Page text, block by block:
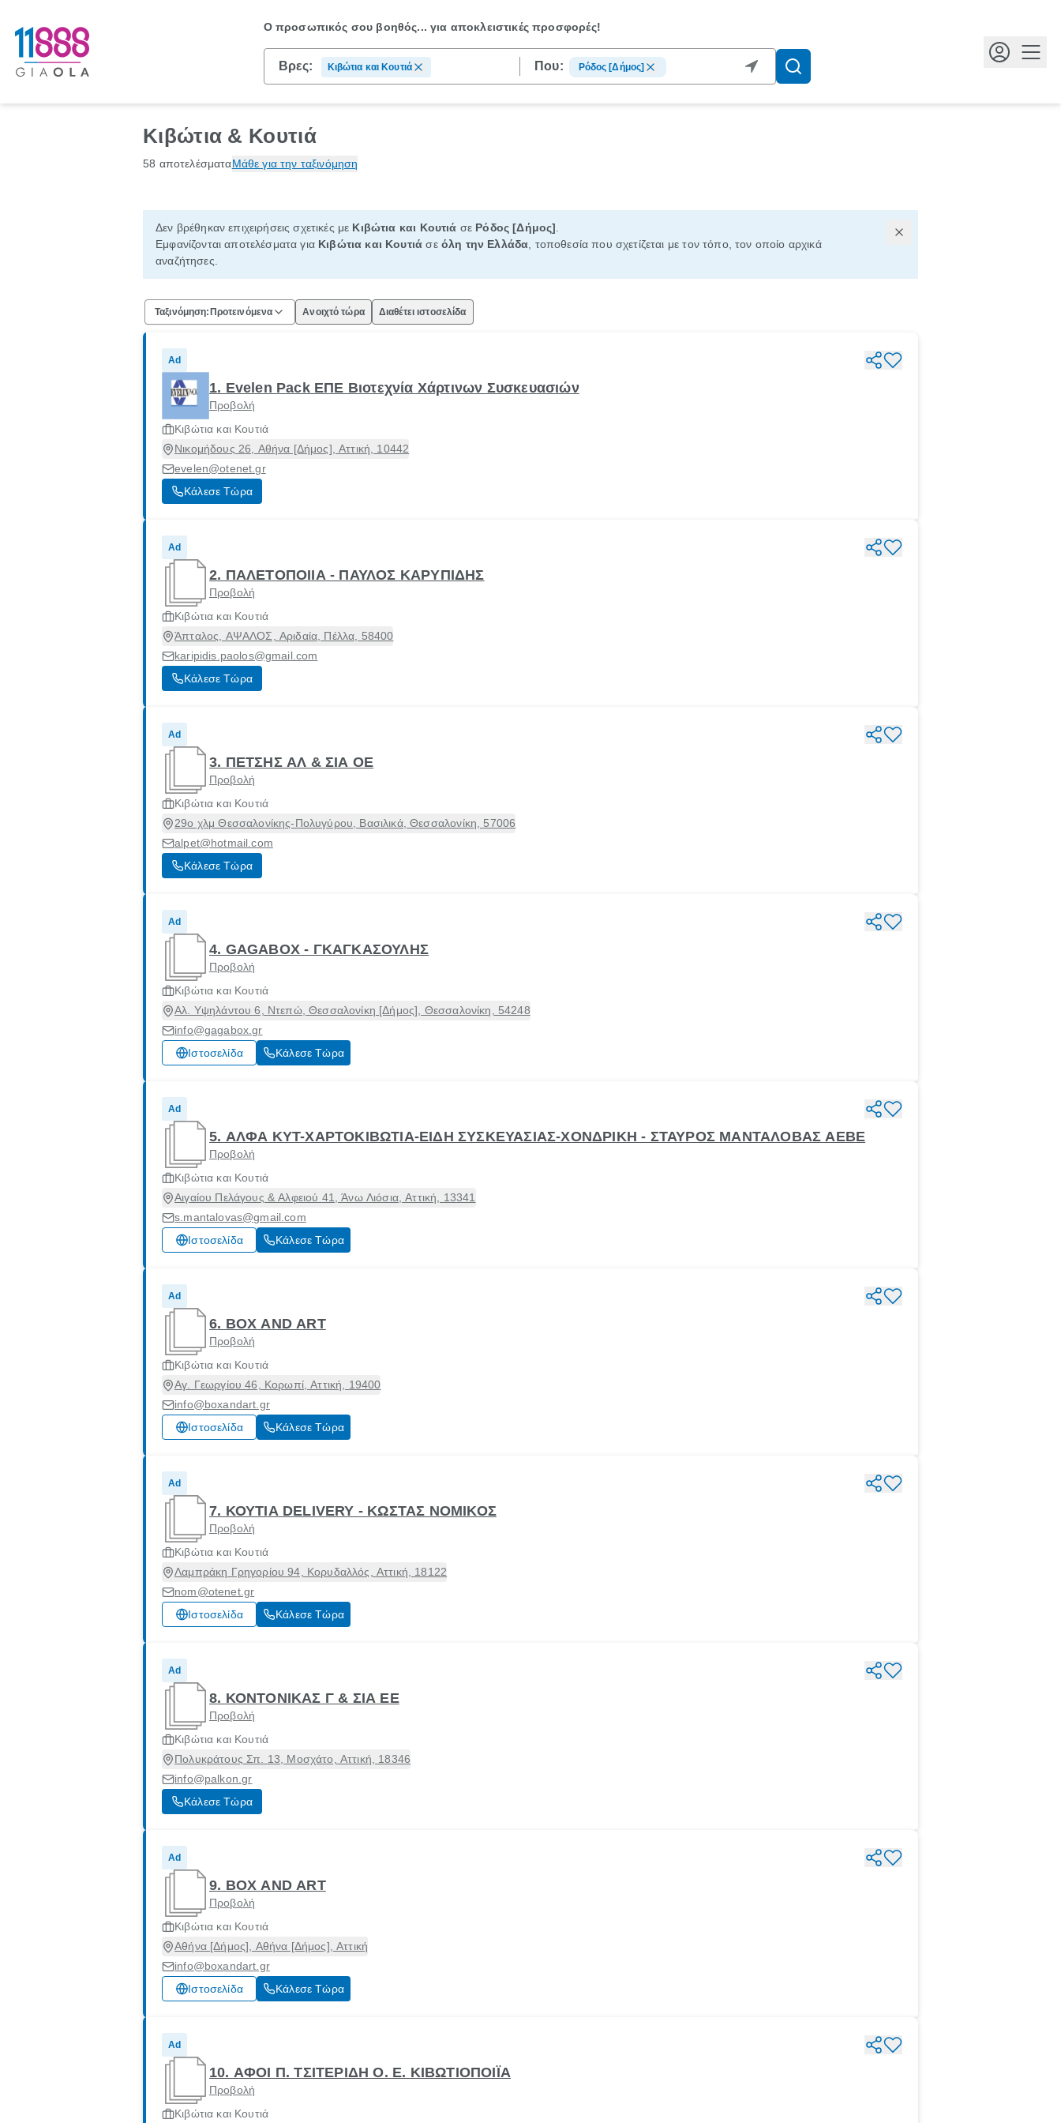
Ο προσωπικός σου βοηθός...για αποκλειστικές προσφορές!
Βρες: Κιβώτια και Κουτιά Που: Ρόδος [Δήμος]
Κιβώτια & Κουτιά
58 αποτελέσματαΜάθε για την ταξινόμηση
Δεν βρέθηκαν επιχειρήσεις σχετικές με Κιβώτια και Κουτιά σε Ρόδος [Δήμος]
Εμφανίζονται αποτελέσματα για Κιβώτια και Κουτιά σε όλη την Ελλάδα , τοποθεσία που σχετίζεται με τον τόπο, τον οποίο αρχικά
αναζήτησες.
Ταξινόμηση: Προτεινόμενα Ανοιχτό τώρα Διαθέτει ιστοσελίδα
Ad
1. Evelen Pack ΕΠΕ Βιοτεχνία Χάρτινων Συσκευασιών
Προβολή
Κιβώτια και Κουτιά
Νικομήδους 26, Αθήνα [Δήμος], Αττική, 10442
evelen@otenet.gr
Κάλεσε Τώρα
Ad
2. ΠΑΛΕΤΟΠΟΙΙΑ - ΠΑΥΛΟΣ ΚΑΡΥΠΙΔΗΣ
Προβολή
Κιβώτια και Κουτιά
Άπταλος, ΑΨΑΛΟΣ, Αριδαία, Πέλλα, 58400
karipidis.paolos@gmail.com
Κάλεσε Τώρα
Ad
3. ΠΕΤΣΗΣ ΑΛ & ΣΙΑ ΟΕ
Προβολή
Κιβώτια και Κουτιά
29ο χλμ Θεσσαλονίκης-Πολυγύρου, Βασιλικά, Θεσσαλονίκη, 57006
alpet@hotmail.com
Κάλεσε Τώρα
Ad
4. GAGABOX - ΓΚΑΓΚΑΣΟΥΛΗΣ
Προβολή
Κιβώτια και Κουτιά
Αλ. Υψηλάντου 6, Ντεπώ, Θεσσαλονίκη [Δήμος], Θεσσαλονίκη, 54248
info@gagabox.gr
Ιστοσελίδα
Κάλεσε Τώρα
Ad
5. ΑΛΦΑ ΚΥΤ-ΧΑΡΤΟΚΙΒΩΤΙΑ-ΕΙΔΗ ΣΥΣΚΕΥΑΣΙΑΣ-ΧΟΝΔΡΙΚΗ - ΣΤΑΥΡΟΣ ΜΑΝΤΑΛΟΒΑΣ ΑΕΒΕ
Προβολή
Κιβώτια και Κουτιά
Αιγαίου Πελάγους & Αλφειού 41, Άνω Λιόσια, Αττική, 13341
s.mantalovas@gmail.com
Ιστοσελίδα
Κάλεσε Τώρα
Ad
6. BOX AND ART
Προβολή
Κιβώτια και Κουτιά
Αγ. Γεωργίου 46, Κορωπί, Αττική, 19400
info@boxandart.gr
Ιστοσελίδα
Κάλεσε Τώρα
Ad
7. ΚΟΥΤΙΑ DELIVERY - ΚΩΣΤΑΣ ΝΟΜΙΚΟΣ
Προβολή
Κιβώτια και Κουτιά
Λαμπράκη Γρηγορίου 94, Κορυδαλλός, Αττική, 18122
nom@otenet.gr
Ιστοσελίδα
Κάλεσε Τώρα
Ad
8. ΚΟΝΤΟΝΙΚΑΣ Γ & ΣΙΑ ΕΕ
Προβολή
Κιβώτια και Κουτιά
Πολυκράτους Σπ. 13, Μοσχάτο, Αττική, 18346
info@palkon.gr
Κάλεσε Τώρα
Ad
9. BOX AND ART
Προβολή
Κιβώτια και Κουτιά
Αθήνα [Δήμος], Αθήνα [Δήμος], Αττική
info@boxandart.gr
Ιστοσελίδα
Κάλεσε Τώρα
Ad
10. ΑΦΟΙ Π. ΤΣΙΤΕΡΙΔΗ Ο. Ε. ΚΙΒΩΤΙΟΠΟΙΪΑ
Προβολή
Κιβώτια και Κουτιά